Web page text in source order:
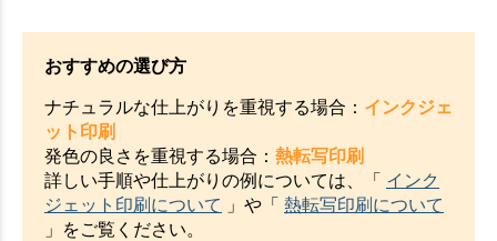
おすすめの選び方
ナチュラルな仕上がりを重視する場合： インクジェ
ット印刷
発色の良さを重視する場合： 熱転写印刷
詳しい手順や仕上がりの例については、「 インク
ジェット印刷について
」や「 熱転写印刷について
」をご覧ください。